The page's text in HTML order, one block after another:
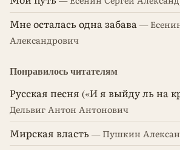
Мне осталась одна забава —
Александрович
Понравилось читателям
Русская песня («И я выйду ль на
Дельвиг Антон Антонович
Мирская власть — Пушкин